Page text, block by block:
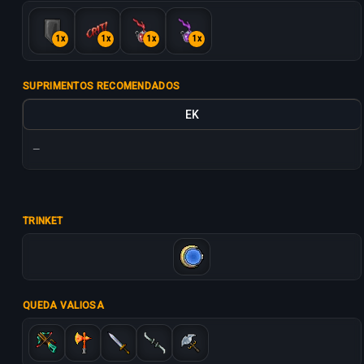
1x 1x 1x 1x
SUPRIMENTOS RECOMENDADOS
EK
—
TRINKET
QUEDA VALIOSA